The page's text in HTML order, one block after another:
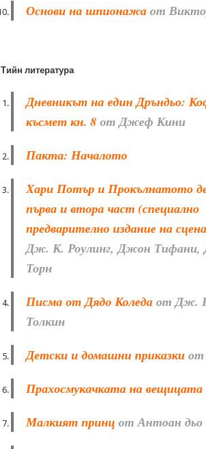
Основи на шпионажаот
Тийн литература
Дневникът на един Дръндьо:
късмет кн. 8 от Джеф Кини
Пакта: Началото
Хари Потър и Прокълнатото
първа и втора част (специално
предварително издание на
Дж. К. Роулинг, Джон
Торн
Писма от Дядо Коледаот Дж.
Толкин
Детски и домашни приказки от
Прахосмукачката на вещицата
Малкият принц от Антоан